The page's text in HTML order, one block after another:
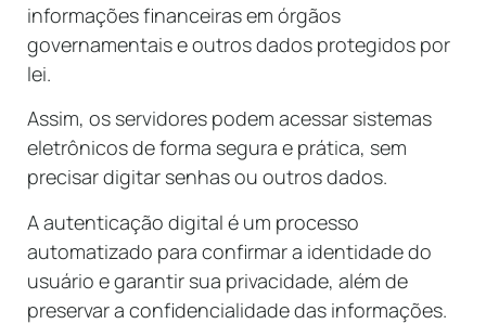
informações financeiras em órgãos
governamentais e outros dados protegidos por
lei.
Assim, os servidores podem acessar sistemas
eletrônicos de forma segura e prática, sem
precisar digitar senhas ou outros dados.
A autenticação digital é um processo
automatizado para confirmar a identidade do
usuário e garantir sua privacidade, além de
preservar a confidencialidade das informações.